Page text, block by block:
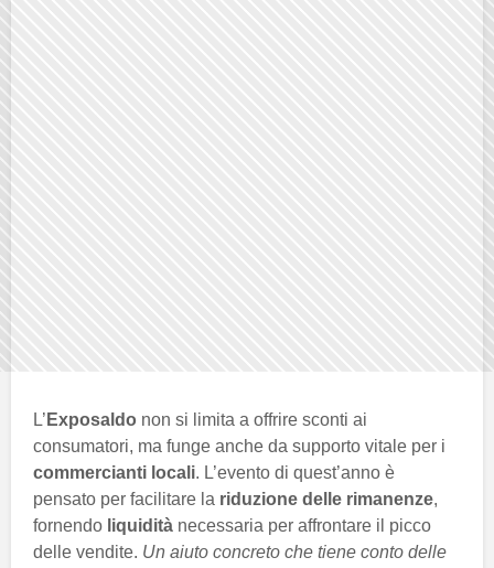
L’ Exposaldo non si limita a offrire sconti ai
consumatori, ma funge anche da supporto vitale per i
commercianti locali. L’evento di quest’anno è
pensato per facilitare la riduzione delle rimanenze,
fornendo liquidità necessaria per affrontare il picco
delle vendite. Un aiuto concreto che tiene conto delle